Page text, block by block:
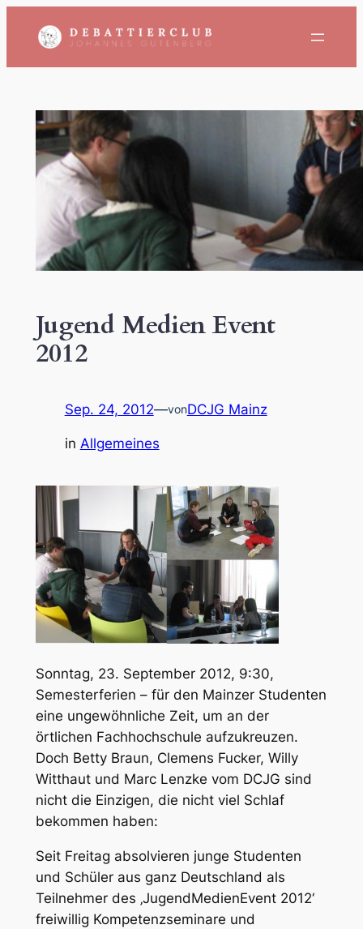
Inhalt
Jugend Medien Event
2012
Sep. 24, 2012—vonDCJG Mainz
in Allgemeines
Sonntag, 23. September 2012, 9:30,
Semesterferien – für den Mainzer Studenten
eine ungewöhnliche Zeit, um an der
örtlichen Fachhochschule aufzukreuzen.
Doch Betty Braun, Clemens Fucker, Willy
Witthaut und Marc Lenzke vom DCJG sind
nicht die Einzigen, die nicht viel Schlaf
bekommen haben:
Seit Freitag absolvieren junge Studenten
und Schüler aus ganz Deutschland als
Teilnehmer des ‚JugendMedienEvent 2012‘
freiwillig Kompetenzseminare und